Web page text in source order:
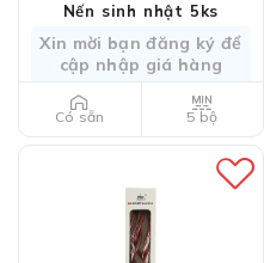
Nến sinh nhật 5ks
Xin mời bạn đăng ký để
cập nhập giá hàng
Có sẵn 5 bộ